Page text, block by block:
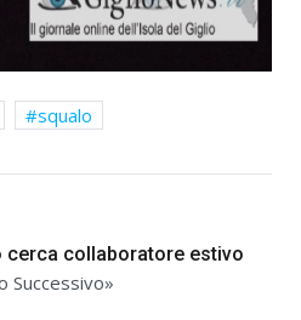
squalo
collaboratore estivo
Successivo»